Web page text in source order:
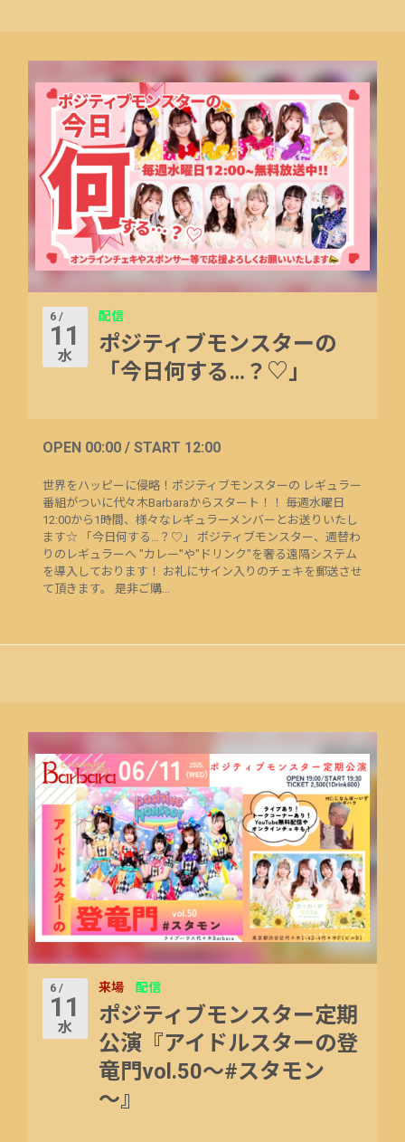
6 /
11
水
配信
ポジティブモンスターの
「今日何する…？♡」
OPEN 00:00 / START 12:00
世界をハッピーに侵略！ポジティブモンスターの レギュラー
番組がついに代々木Barbaraからスタート！！ 毎週水曜日
12:00から1時間、様々なレギュラーメンバーとお送りいたし
ます☆ 「今日何する…？♡」 ポジティブモンスター、週替わ
りのレギュラーへ "カレー"や"ドリンク"を奢る遠隔システム
を導入しております！ お礼にサイン入りのチェキを郵送させ
て頂きます。 是非ご購...
6 /
11
水
来場 配信
ポジティブモンスター定期
公演『アイドルスターの登
竜門vol.50～#スタモン
～』